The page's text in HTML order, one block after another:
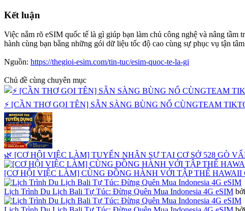
Kết luận​
Việc nắm rõ eSIM quốc tế là gì giúp bạn làm chủ công nghệ và nâng
hành cùng bạn bằng những gói dữ liệu tốc độ cao cùng sự phục vụ tận
Nguồn: https://thegioi-esim.com/tin-tuc/esim-quoc-te-la-gi
Chủ đề cùng chuyên mục
⚡️ [CẦN THƠ GỌI TÊN] SẴN SÀNG BÙNG NỔ CÙNGTEAM
🌿 [CƠ HỘI VIỆC LÀM] TUYỂN NHÂN SỰ TẠI CƠ SỞ 528 GÒ
[CƠ HỘI VIỆC LÀM] CÙNG ĐỒNG HÀNH VỚI TẬP THỂ HAWAII
Lịch Trình Du Lịch Bali Tự Túc: Đừng Quên Mua Indonesia 4G eSIM bởi